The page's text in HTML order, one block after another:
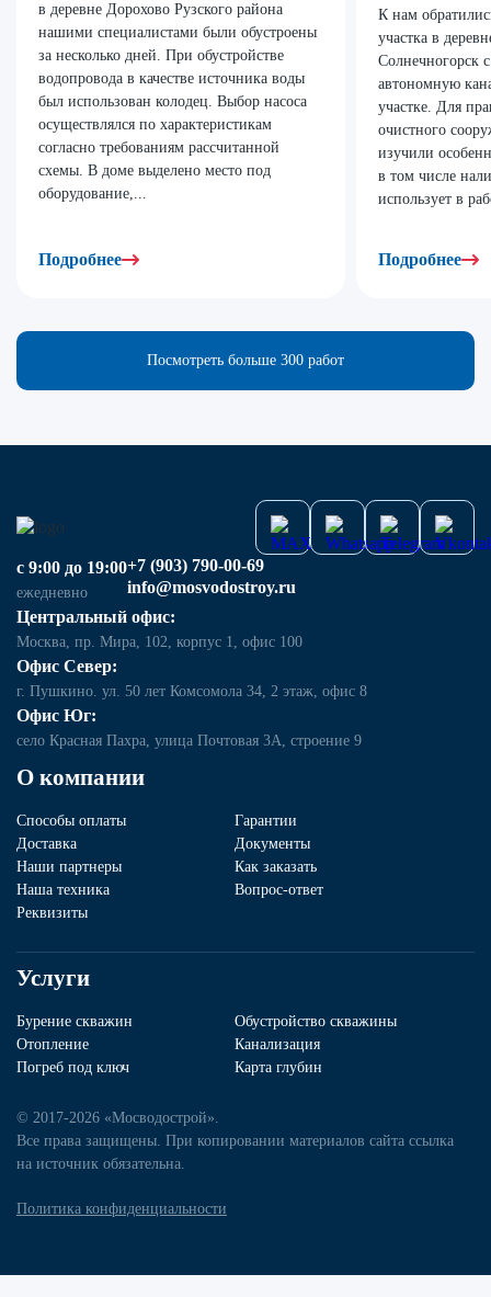
в деревне Дорохово Рузского района
нашими специалистами были обустроены
за несколько дней. При обустройстве
водопровода в качестве источника воды
был использован колодец. Выбор насоса
осуществлялся по характеристикам
согласно требованиям рассчитанной
схемы. В доме выделено место под
оборудование,...
Подробнее
К нам
участка в
Солнечногорск
автономную
участке. Для
очистного
изучили
в том числе
использует в
Подробнее
Посмотреть больше 300 работ
О компании
Способы оплаты
Гарантии
Доставка
Документы
Наши партнеры
Как заказать
Наша техника
Вопрос-ответ
Реквизиты
Услуги
Бурение скважин
Обустройство скважины
Отопление
Канализация
Погреб под ключ
Карта глубин
с 9:00 до 19:00
ежедневно
+7 (903) 790-00-69
info@mosvodostroy.ru
Центральный офис:
Москва, пр. Мира, 102, корпус 1, офис 100
Офис Север:
г. Пушкино. ул. 50 лет Комсомола 34, 2 этаж, офис 8
Офис Юг:
село Красная Пахра, улица Почтовая 3А, строение 9
© 2017-2026 «Мосводострой».
Все права защищены. При копировании материалов сайта ссылка
на источник обязательна.
Политика конфиденциальности